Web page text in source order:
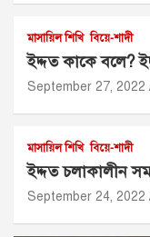
মাসায়িল শিখি বিয়ে-শাদী
ইদ্দত কাকে বলে?
September 27, 2022
মাসায়িল শিখি বিয়ে-শাদী
ইদ্দত চলাকালীন
September 24, 2022